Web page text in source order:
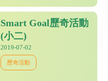
Smart Goal歷奇活動
(小二)
2019-07-02
歷奇活動